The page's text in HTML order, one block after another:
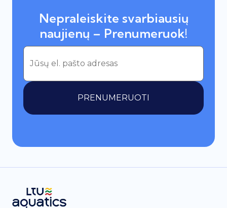
Nepraleiskite svarbiausių
naujienų – Prenumeruok!
PRENUMERUOTI